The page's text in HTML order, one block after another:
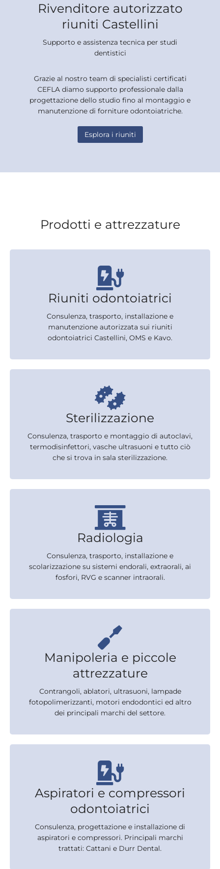
Rivenditore autorizzato
riuniti Castellini
Supporto e assistenza tecnica per studi
dentistici
Grazie al nostro team di specialisti certificati
CEFLA diamo supporto professionale dalla
progettazione dello studio fino al montaggio e
manutenzione di forniture odontoiatriche.
Esplora i riuniti
Prodotti e attrezzature
Riuniti odontoiatrici
Consulenza, trasporto, installazione e
manutenzione autorizzata sui riuniti
odontoiatrici Castellini, OMS e Kavo.
Sterilizzazione
Consulenza, trasporto e montaggio di autoclavi,
termodisinfettori, vasche ultrasuoni e tutto ciò
che si trova in sala sterilizzazione.
Radiologia
Consulenza, trasporto, installazione e
scolarizzazione su sistemi endorali, extraorali, ai
fosfori, RVG e scanner intraorali.
Manipoleria e piccole
attrezzature
Contrangoli, ablatori, ultrasuoni, lampade
fotopolimerizzanti, motori endodontici ed altro
dei principali marchi del settore.
Aspiratori e compressori
odontoiatrici
Consulenza, progettazione e installazione di
aspiratori e compressori. Principali marchi
trattati: Cattani e Durr Dental.